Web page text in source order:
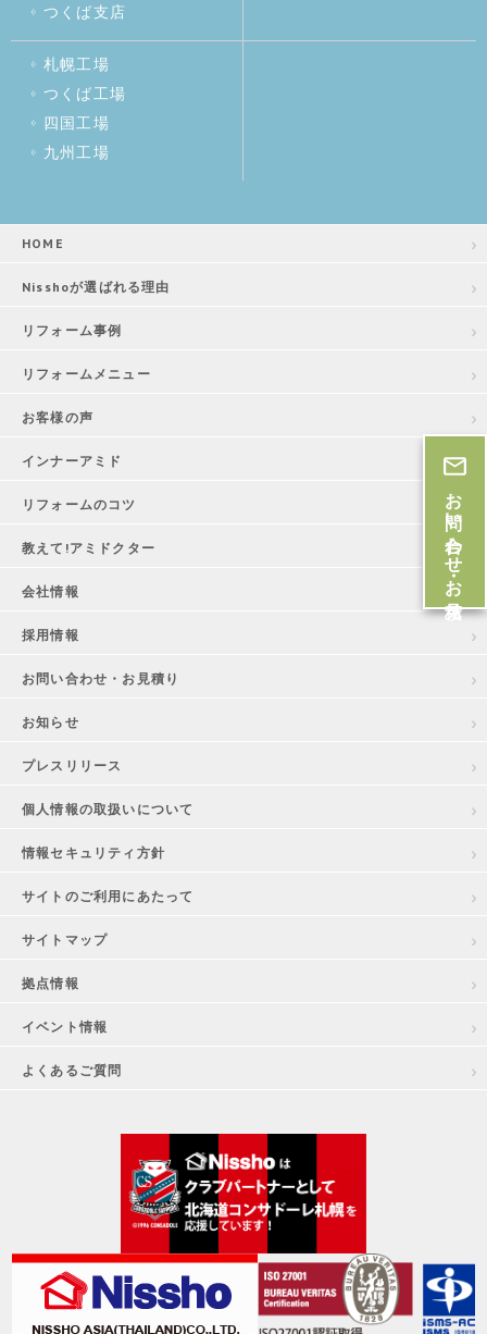
つくば支店
札幌工場
つくば工場
四国工場
九州工場
HOME
Nisshoが選ばれる理由
リフォーム事例
リフォームメニュー
お客様の声
インナーアミド
リフォームのコツ
教えて!アミドクター
会社情報
採用情報
お問い合わせ・お見積り
お知らせ
プレスリリース
個人情報の取扱いについて
情報セキュリティ方針
サイトのご利用にあたって
サイトマップ
拠点情報
イベント情報
よくあるご質問
お問い合わせ・お見積